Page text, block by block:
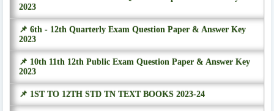
2023
📌 6th - 12th Quarterly Exam Question Paper & Answer Key
2023
📌 10th 11th 12th Public Exam Question Paper & Answer Key
2023
📌 1ST TO 12TH STD TN TEXT BOOKS 2023-24